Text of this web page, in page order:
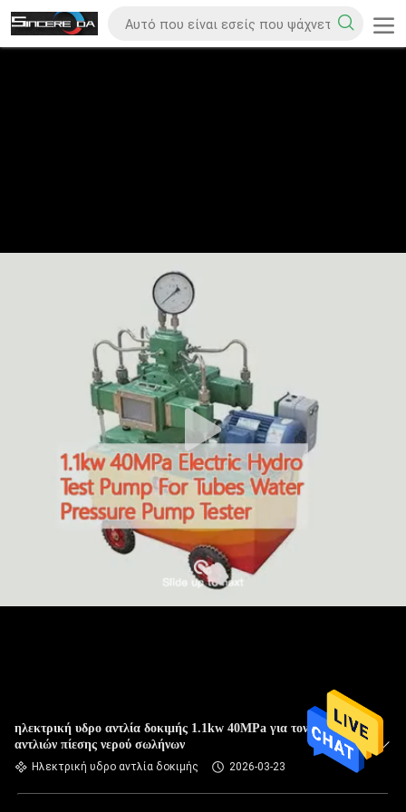
ηλεκτρική υδρο αντλία δοκιμής 1.1kw 40MPa για τον ελεγκτή
αντλιών πίεσης νερού σωλήνων
Ηλεκτρική υδρο αντλία δοκιμής 2026-03-23